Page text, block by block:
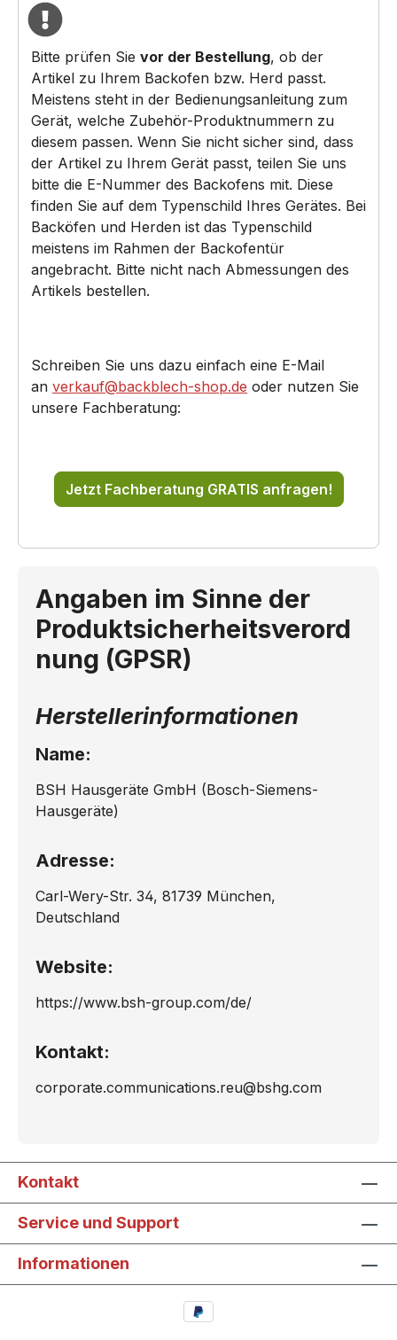
Bitte prüfen Sie vor der Bestellung, ob der
Artikel zu Ihrem Backofen bzw. Herd passt.
Meistens steht in der Bedienungsanleitung zum
Gerät, welche Zubehör-Produktnummern zu
diesem passen. Wenn Sie nicht sicher sind, dass
der Artikel zu Ihrem Gerät passt, teilen Sie uns
bitte die E-Nummer des Backofens mit. Diese
finden Sie auf dem Typenschild Ihres Gerätes. Bei
Backöfen und Herden ist das Typenschild
meistens im Rahmen der Backofentür
angebracht. Bitte nicht nach Abmessungen des
Artikels bestellen.
Schreiben Sie uns dazu einfach eine E-Mail
an verkauf@backblech-shop.de oder nutzen Sie
unsere Fachberatung:
Jetzt Fachberatung GRATIS anfragen!
Angaben im Sinne der
Produktsicherheitsverord
nung (GPSR)
Herstellerinformationen
Name:
BSH Hausgeräte GmbH (Bosch-Siemens-
Hausgeräte)
Adresse:
Carl-Wery-Str. 34, 81739 München,
Deutschland
Website:
https://www.bsh-group.com/de/
Kontakt:
corporate.communications.reu@bshg.com
Kontakt
Service und Support
Informationen